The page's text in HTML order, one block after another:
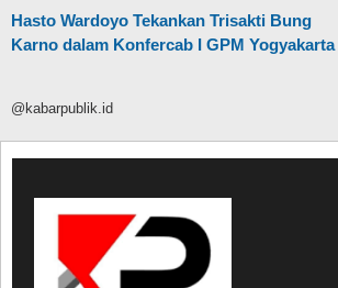
Hasto Wardoyo Tekankan Trisakti Bung
Karno dalam Konfercab I GPM Yogyakarta
@kabarpublik.id